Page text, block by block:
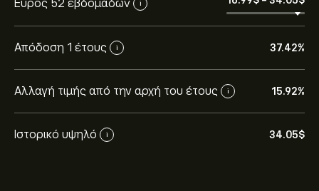
Εύρος 52 εβδομάδων i
Απόδοση 1 έτους i 37.42%
Αλλαγή τιμής από την αρχή του έτους i 15.92%
Ιστορικό υψηλό i 34.05‎$‎